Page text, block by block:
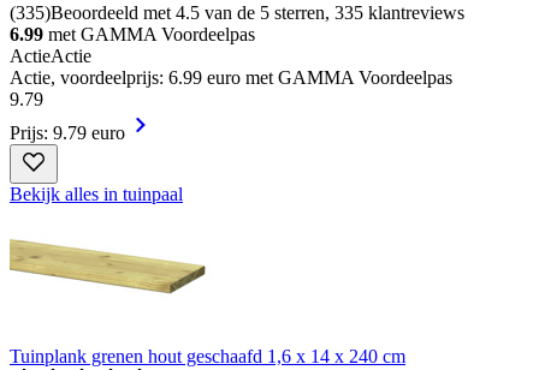
(335)Beoordeeld met 4.5 van de 5 sterren, 335 klantreviews
6.99 met GAMMA Voordeelpas
ActieActie
Actie, voordeelprijs: 6.99 euro met GAMMA Voordeelpas
9.79
Prijs: 9.79 euro
Bekijk alles in tuinpaal
Tuinplank grenen hout geschaafd 1,6 x 14 x 240 cm